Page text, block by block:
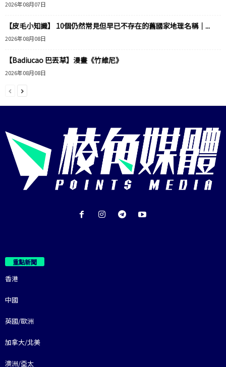
2026年08月07日
【皮毛小知識】 10個仍然常見但早已不存在的舊國家地理名稱｜...
2026年08月08日
【Badiucao 巴丟草】漫畫《竹維尼》
2026年08月08日
重點新聞
香港
中國
英國/歐洲
加拿大/北美
澳洲/亞太